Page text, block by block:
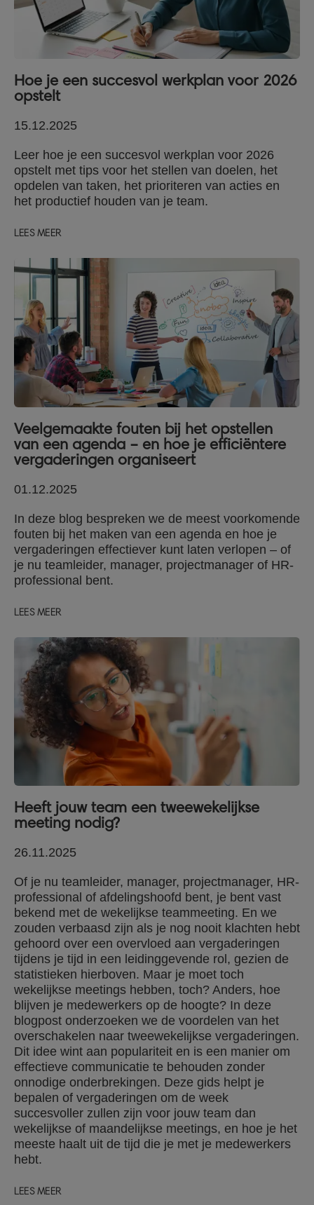
Hoe je een succesvol werkplan voor 2026
opstelt
15.12.2025
Leer hoe je een succesvol werkplan voor 2026
opstelt met tips voor het stellen van doelen, het
opdelen van taken, het prioriteren van acties en
het productief houden van je team.
LEES MEER
Veelgemaakte fouten bij het opstellen
van een agenda – en hoe je efficiëntere
vergaderingen organiseert
01.12.2025
In deze blog bespreken we de meest voorkomende
fouten bij het maken van een agenda en hoe je
vergaderingen effectiever kunt laten verlopen – of
je nu teamleider, manager, projectmanager of HR-
professional bent.
LEES MEER
Heeft jouw team een tweewekelijkse
meeting nodig?
26.11.2025
Of je nu teamleider, manager, projectmanager, HR-
professional of afdelingshoofd bent, je bent vast
bekend met de wekelijkse teammeeting. En we
zouden verbaasd zijn als je nog nooit klachten hebt
gehoord over een overvloed aan vergaderingen
tijdens je tijd in een leidinggevende rol, gezien de
statistieken hierboven. Maar je moet toch
wekelijkse meetings hebben, toch? Anders, hoe
blijven je medewerkers op de hoogte? In deze
blogpost onderzoeken we de voordelen van het
overschakelen naar tweewekelijkse vergaderingen.
Dit idee wint aan populariteit en is een manier om
effectieve communicatie te behouden zonder
onnodige onderbrekingen. Deze gids helpt je
bepalen of vergaderingen om de week
succesvoller zullen zijn voor jouw team dan
wekelijkse of maandelijkse meetings, en hoe je het
meeste haalt uit de tijd die je met je medewerkers
hebt.
LEES MEER